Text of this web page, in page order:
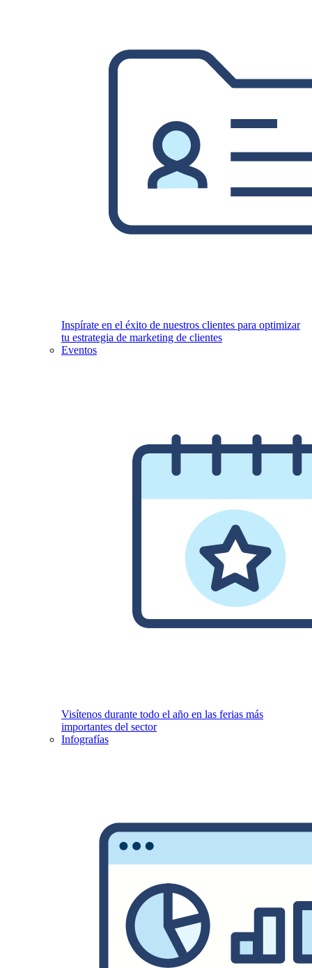
Inspírate en el éxito de nuestros clientes para optimizar
tu estrategia de marketing de clientes
Eventos
Visítenos durante todo el año en las ferias más
importantes del sector
Infografías